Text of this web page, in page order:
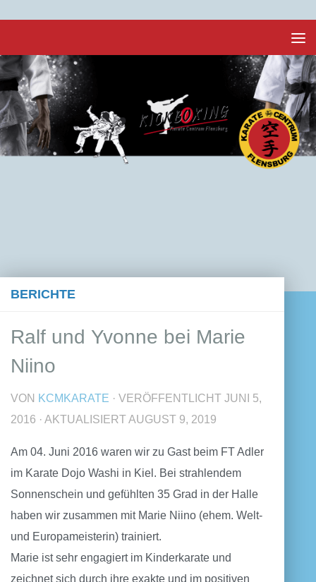
Unter dem Inhalt
BERICHTE
Ralf und Yvonne bei Marie
Niino
VON KCMKARATE · VERÖFFENTLICHT JUNI 5,
2016 · AKTUALISIERTAUGUST 9, 2019
Am 04. Juni 2016 waren wir zu Gast beim FT Adler
im Karate Dojo Washi in Kiel. Bei strahlendem
Sonnenschein und gefühlten 35 Grad in der Halle
haben wir zusammen mit Marie Niino (ehem. Welt-
und Europameisterin) trainiert.
Marie ist sehr engagiert im Kinderkarate und
zeichnet sich durch ihre exakte und im positiven